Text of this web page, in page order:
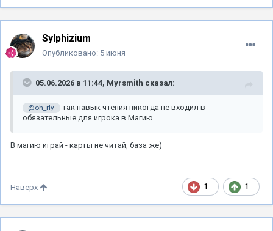
Sylphizium
Опубликовано: 5 июня
05.06.2026 в 11:44, Myrsmith сказал:
@oh_rly
так навык чтения никогда не входил в
обязательные для игрока в Магию
В магию играй - карты не читай, база же)
1 1
Наверх